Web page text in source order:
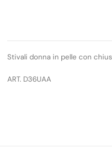
Stivali donna in pelle con
ART. D36UAA